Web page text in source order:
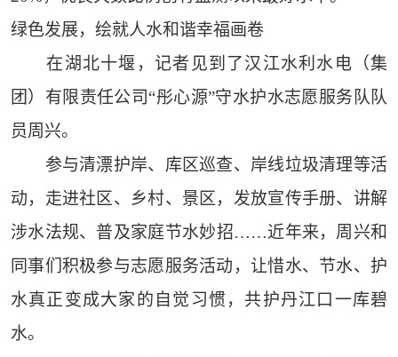
绿色发展，绘就人水和谐幸福画卷
在湖北十堰，记者见到了汉江水利水电（集
团）有限责任公司“彤心源”守水护水志愿服务队队
员周兴。
参与清漂护岸、库区巡查、岸线垃圾清理等活
动，走进社区、乡村、景区，发放宣传手册、讲解
涉水法规、普及家庭节水妙招……近年来，周兴和
同事们积极参与志愿服务活动，让惜水、节水、护
水真正变成大家的自觉习惯，共护丹江口一库碧
水。